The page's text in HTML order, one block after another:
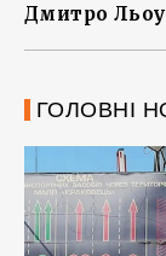
Дмитро
ГОЛОВНІ